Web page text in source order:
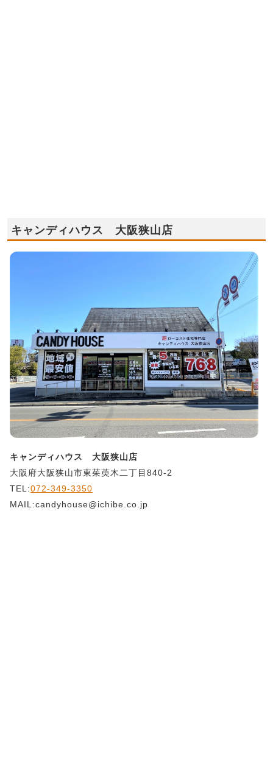
キャンディハウス 大阪狭山店
キャンディハウス 大阪狭山店
大阪府大阪狭山市東茱萸木二丁目840-2
TEL:072-349-3350
MAIL:candyhouse@ichibe.co.jp